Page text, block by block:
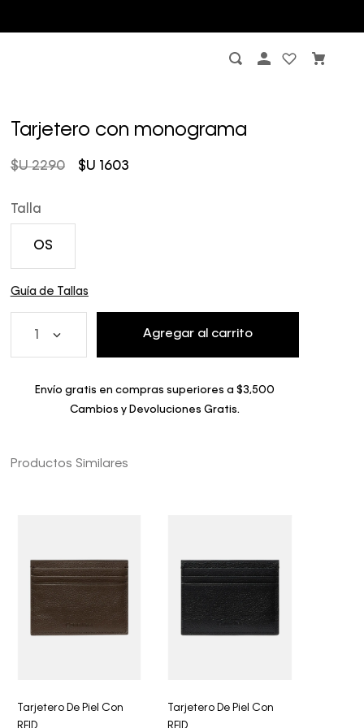
Tarjetero con monograma
$U 1603
$U 2290
Talla
OS
Guía de Tallas
1 Agregar al carrito
Envío gratis en compras superiores a $3,500
Cambios y Devoluciones Gratis.
Productos Similares
Tarjetero De Piel Con
RFID
Tarjetero De Piel Con
RFID